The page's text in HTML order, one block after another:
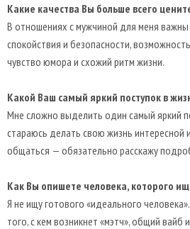
Какие качества Вы больше всего
В отношениях с мужчиной для меня
спокойствия и безопасности,
чувство юмора и схожий ритм жизни.
Какой Ваш самый яркий поступок в
Мне сложно выделить один самый яркий
стараюсь делать свою жизнь интересной
общаться — обязательно расскажу
Как Вы опишете человека, которого
Я не ищу готового «идеального
того, с кем возникнет «мэтч», общий